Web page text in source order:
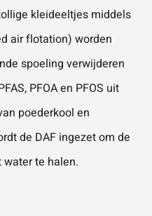
kleideeltjes middels
air flotation) worden
spoeling verwijderen
PFOA en PFOS uit
poederkool en
de DAF ingezet om de
water te halen.